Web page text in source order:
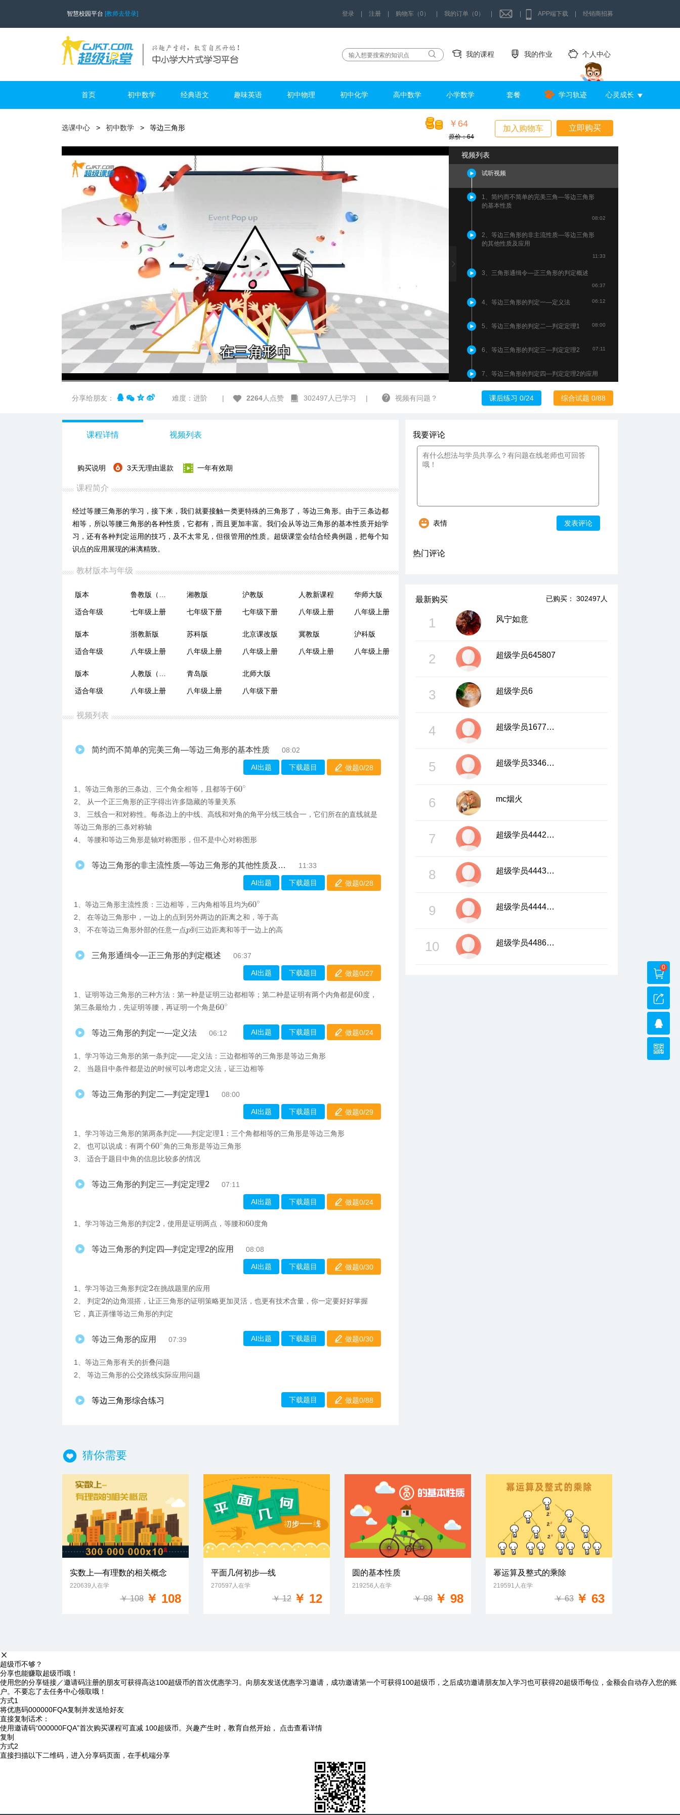
智慧校园平台 [教师去登录] 登录 注册 购物车（0） 我的订单（0） APP端下载 经销商招募
我的课程 我的作业 个人中心
首页 初中数学 经典语文 趣味英语 初中物理 初中化学 高中数学 小学数学 套餐 学习轨迹 心灵成长
立即购买
加入购物车
￥64
原价：64
选课中心 初中数学 等边三角形
212678
00:00 / 01:38 高清 1x
视频列表
试听视频
1、简约而不简单的完美三角—等边三角形
的基本性质
08:02
2、等边三角形的非主流性质—等边三角形
的其他性质及应用
11:33
3、三角形通缉令—正三角形的判定概述
06:37
4、等边三角形的判定一—定义法 06:12
5、等边三角形的判定二—判定定理1 08:00
6、等边三角形的判定三—判定定理2 07:11
7、等边三角形的判定四—判定定理2的应用
8、等边三角形的应用 07:39
分享给朋友： 难度：进阶 | 2264人点赞 302497人已学习 | 视频有问题？ 课后练习 0/24 综合试题 0/88
课程详情 视频列表
购买说明 3天无理由退款 一年有效期
课程简介
经过等腰三角形的学习，接下来，我们就要接触一类更特殊的三角形了，等边三角形。由于三条边都
相等，所以等腰三角形的各种性质，它都有，而且更加丰富。我们会从等边三角形的基本性质开始学
习，还有各种判定运用的技巧，及不太常见，但很管用的性质。超级课堂会结合经典例题，把每个知
识点的应用展现的淋漓精致。
教材版本与年级
版本
适合年级 七年级上册
湘教版
七年级下册
沪教版
七年级下册
人教新课程
八年级上册
华师大版
八年级上册
版本
适合年级
浙教新版
八年级上册
苏科版
八年级上册
北京课改版
八年级上册
冀教版
八年级上册
沪科版
八年级上册
版本
适合年级 八年级上册
青岛版
八年级上册
北师大版
八年级下册
视频列表
简约而不简单的完美三角—等边三角形的基本性质 08:02
AI出题 下载题目 做题0/28
1、等边三角形的三条边、三个角全相等，且都等于60∘
2、 从一个正三角形的正字得出许多隐藏的等量关系
3、 三线合一和对称性。每条边上的中线、高线和对角的角平分线三线合一，它们所在的直线就是
等边三角形的三条对称轴
4、 等腰和等边三角形是轴对称图形，但不是中心对称图形
等边三角形的非主流性质—等边三角形的其他性质及应用 11:33
AI出题 下载题目 做题0/28
1、等边三角形主流性质：三边相等，三内角相等且均为60∘
2、 在等边三角形中，一边上的点到另外两边的距离之和，等于高
3、 不在等边三角形外部的任意一点p到三边距离和等于一边上的高
三角形通缉令—正三角形的判定概述 06:37
AI出题 下载题目 做题0/27
1、证明等边三角形的三种方法：第一种是证明三边都相等；第二种是证明有两个内角都是60度，
第三条最给力，先证明等腰，再证明一个角是60∘
等边三角形的判定一—定义法 06:12 AI出题 下载题目 做题0/24
1、学习等边三角形的第一条判定——定义法：三边都相等的三角形是等边三角形
2、 当题目中条件都是边的时候可以考虑定义法，证三边相等
等边三角形的判定二—判定定理1 08:00
AI出题 下载题目 做题0/29
1、学习等边三角形的第两条判定——判定定理1 ：三个角都相等的三角形是等边三角形
2、 也可以说成：有两个60∘角的三角形是等边三角形
3、 适合于题目中角的信息比较多的情况
等边三角形的判定三—判定定理2 07:11
AI出题 下载题目 做题0/24
1、学习等边三角形的判定2 ，使用是证明两点，等腰和60度角
等边三角形的判定四—判定定理2的应用 08:08
AI出题 下载题目 做题0/30
1、学习等边三角形判定2在挑战题里的应用
2、 判定2的边角混搭，让正三角形的证明策略更加灵活，也更有技术含量，你一定要好好掌握
它，真正弄懂等边三角形的判定
等边三角形的应用 07:39 AI出题 下载题目 做题0/30
1、等边三角形有关的折叠问题
2、 等边三角形的公交路线实际应用问题
等边三角形综合练习 下载题目 做题0/88
我要评论
发表评论
表情
热门评论
已购买： 302497人
最新购买
1 风宁如意
2 超级学员645807
3 超级学员6
4 超级学员1677117
5 超级学员3346796
6 mc烟火
7 超级学员4442170
8 超级学员4443011
9 超级学员4444926
10 超级学员4486035
猜你需要
实数上—有理数的相关概念
220639人在学
￥ 108 ￥ 108
平面几何初步—线
270597人在学
￥ 12 ￥ 12
圆的基本性质
219256人在学
￥ 98 ￥ 98
幂运算及整式的乘除
219591人在学
￥ 63 ￥ 63
0
超级币不够？
分享也能赚取超级币哦！
使用您的分享链接／邀请码注册的朋友可获得高达100超级币的首次优惠学习。向朋友发送优惠学习邀请，成功邀请第一个可获得100超级币，之后成功邀请朋友加入学习也可获得20超级币每位，金额会自动存入您的账
户。不要忘了去任务中心领取哦！
方式1
将优惠码000000FQA复制并发送给好友
直接复制话术：
使用邀请码“000000FQA”首次购买课程可直减 100超级币。兴趣产生时，教育自然开始， 点击查看详情
复制
方式2
直接扫描以下二维码，进入分享码页面，在手机端分享